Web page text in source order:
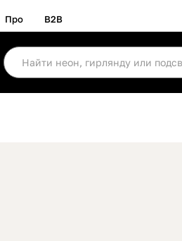
Про B2B